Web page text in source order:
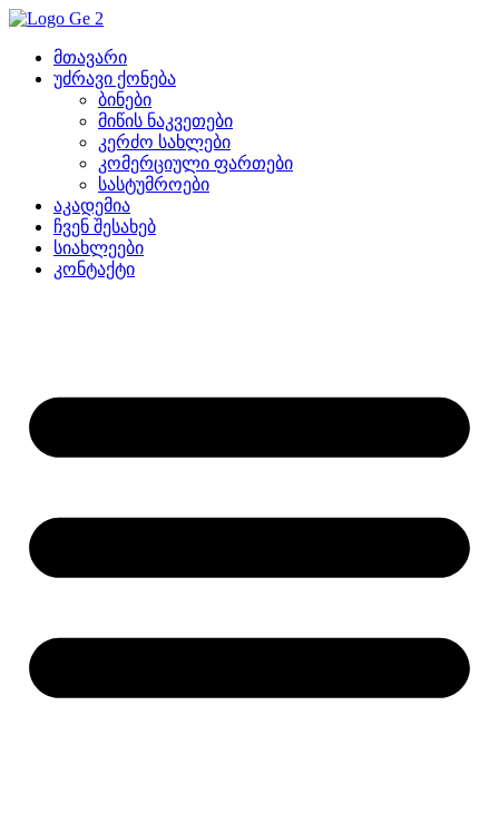
მთავარი
უძრავი ქონება
ბინები
მიწის ნაკვეთები
კერძო სახლები
კომერციული ფართები
სასტუმროები
აკადემია
ჩვენ შესახებ
სიახლეები
კონტაქტი